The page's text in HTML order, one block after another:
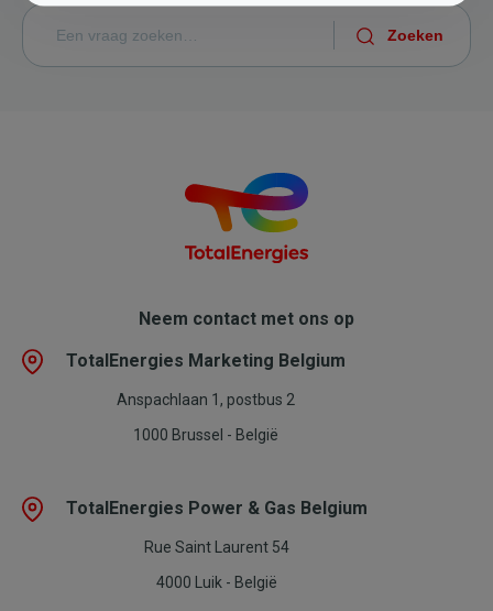
Neem contact met ons op
TotalEnergies Marketing Belgium
Anspachlaan 1, postbus 2
1000 Brussel - België
TotalEnergies Power & Gas Belgium
Rue Saint Laurent 54
4000 Luik - België